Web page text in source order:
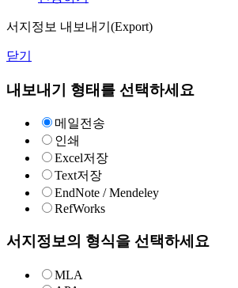
서지정보 내보내기(Export)
닫기
내보내기 형태를 선택하세요
메일전송
인쇄
Excel저장
Text저장
EndNote / Mendeley
RefWorks
서지정보의 형식을 선택하세요
MLA